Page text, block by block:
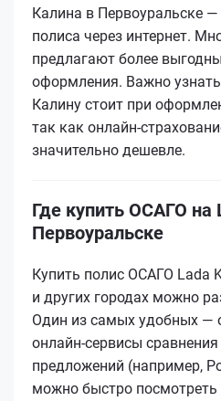
Калина в Первоуральске
полиса через интернет.
предлагают более
оформления. Важно
Калину стоит при
так как онлайн-
значительно дешевле.
Где купить ОСАГО на
Первоуральске
Купить полис ОСАГО Lada
и других городах можно
Один из самых удобных —
онлайн-сервисы
предложений (например,
можно быстро посмотреть